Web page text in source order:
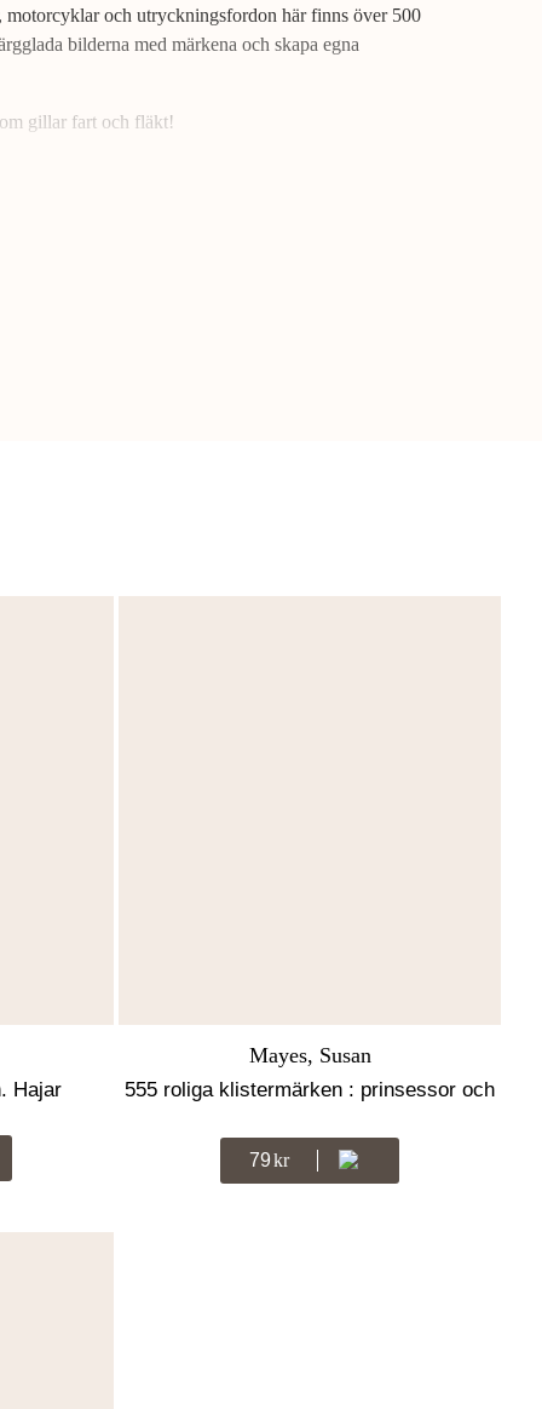
motorcyklar och utryckningsfordon här finns över 500
bilderna med märkena och skapa egna
gillar fart och fläkt!
Hajar
Mayes, Susan
555 roliga klistermärken : prinsessor och
79Kr